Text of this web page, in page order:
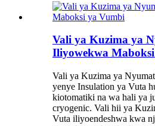
Vali ya Kuzima ya
Iliyowekwa
Vali ya Kuzima ya
yenye Insulation ya Vuta
kiotomatiki na wa hali ya
cryogenic. Vali hii ya
Vuta iliyoendeshwa kwa